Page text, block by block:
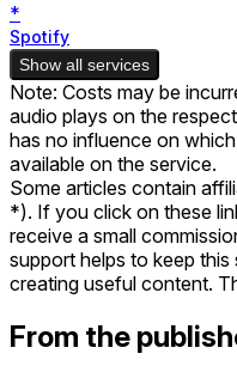
*
Spotify
Show all services
Note: Costs may be
audio plays on the
has no influence on
available on the service.
Some articles contain
*). If you click on these
receive a small
support helps to keep
creating useful content.
From the